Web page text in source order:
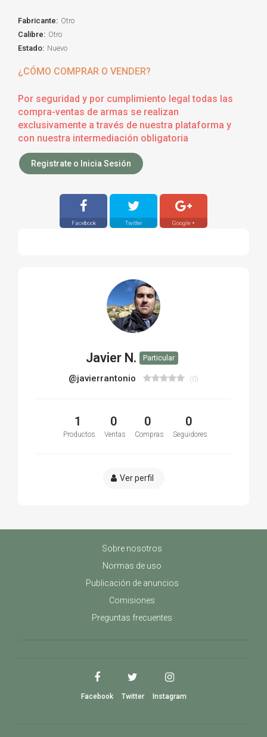
Fabricante: Otro
Calibre: Otro
Estado: Nuevo
¿CÓMO COMPRAR O VENDER?
Por seguridad y por cumplimiento legal todas las
compra-ventas de armas se realizan
exclusivamente a través de nuestra plataforma y
con nuestra intermediación obligatoria
Registrate o Inicia Sesión
Facebook Twitter Google +
Javier N. Particular
@javierrantonio (0)
1
Productos
0
Ventas
0
Compras
0
Seguidores
Ver perfil
Sobre nosotros
Normas de uso
Publicación de anuncios
Comisiones
Preguntas frecuentes
Facebook Twitter Instagram